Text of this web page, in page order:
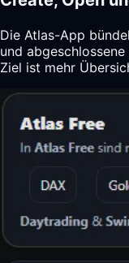
Die Atlas-App
und
Ziel ist mehr